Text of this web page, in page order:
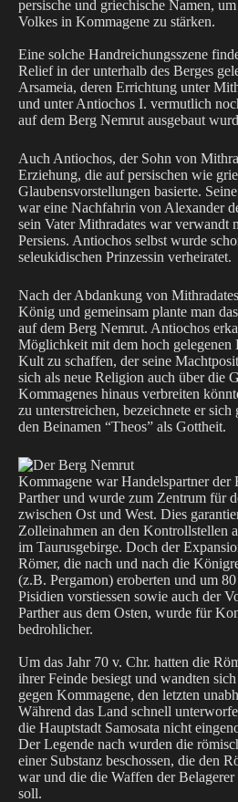
persische und griechische Namen,
Volkes in Kommagene zu stärken.
Eine solche Handreichungsszene
Relief in der unterhalb des Berges
Arsameia, deren Errichtung unter
und unter Antiochos I. vermutlich
auf dem Berg Nemrut ausgebaut
Auch Antiochos, der Sohn von
Erziehung, die auf persischen wie
Glaubensvorstellungen basierte.
war eine Nachfahrin von Alexander
sein Vater Mithradates war verwandt
Persiens. Antiochos selbst wurde
seleukidischen Prinzessin verheiratet.
Nach der Abdankung von
König und gemeinsam plante man
auf dem Berg Nemrut. Antiochos
Möglichkeit mit dem hoch gelegenen
Kult zu schaffen, der seine
sich als neue Religion auch über die
Kommagenes hinaus verbreiten
zu unterstreichen, bezeichnete er sich
den Beinamen “Theos” als Gottheit.
Kommagene war Handelspartner der
Parther und wurde zum Zentrum für
zwischen Ost und West. Dies
Zolleinahmen an den Kontrollstellen
im Taurusgebirge. Doch der
Römer, die nach und nach die
(z.B. Pergamon) eroberten und um
Pisidien vorstiessen sowie auch der
Parther aus dem Osten, wurde für
bedrohlicher.
Um das Jahr 70 v. Chr. hatten die
ihrer Feinde besiegt und wandten
gegen Kommagene, den letzten
Während das Land schnell
die Hauptstadt Samosata nicht
Der Legende nach wurden die
einer Substanz beschossen, die den
war und die die Waffen der Belagerer
soll.